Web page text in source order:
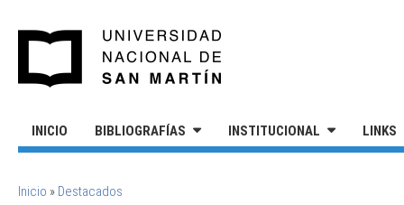
INICIO BIBLIOGRAFÍAS INSTITUCIONAL LINKS
SE ENCUENTRA USTED AQUÍ
Inicio » Destacados